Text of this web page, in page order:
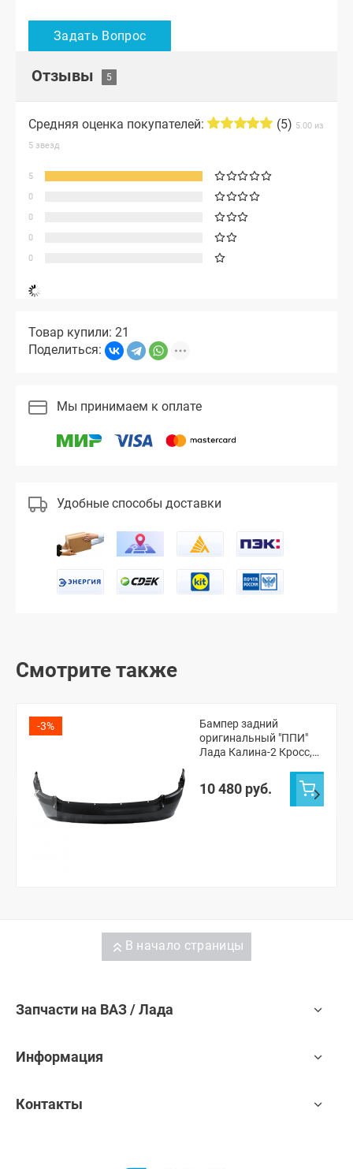
Отзывы
Средняя оценка покупателей: (5) 5.00 из
5 звезд
5
0
0
0
0
Товар купили: 21
Поделиться:
Мы принимаем к оплате
Удобные способы доставки
Смотрите также
-3%
Бампер задний
оригинальный "ППИ"
Лада Калина-2 Кросс,
универсал (Пантера
672)
10 480 руб.
В начало страницы
Запчасти на ВАЗ / Лада
Информация
Контакты